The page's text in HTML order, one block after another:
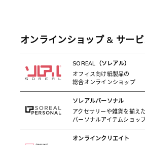
オンラインショップ & サー
SOREAL（ソレアル）
オフィス向け紙製品の
総合オンラインショップ
ソレアルパーソナル
アクセサリーや雑貨を揃えた
パーソナルアイテムショッ
オンラインクリエイト